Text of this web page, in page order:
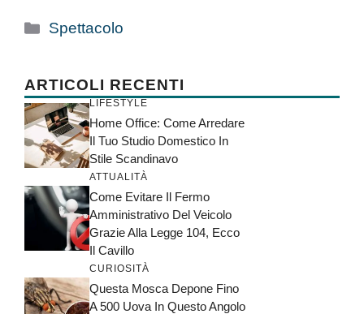
Categorie
Spettacolo
ARTICOLI RECENTI
LIFESTYLE
Home Office: Come Arredare
Il Tuo Studio Domestico In
Stile Scandinavo
ATTUALITÀ
Come Evitare Il Fermo
Amministrativo Del Veicolo
Grazie Alla Legge 104, Ecco
Il Cavillo
CURIOSITÀ
Questa Mosca Depone Fino
A 500 Uova In Questo Angolo